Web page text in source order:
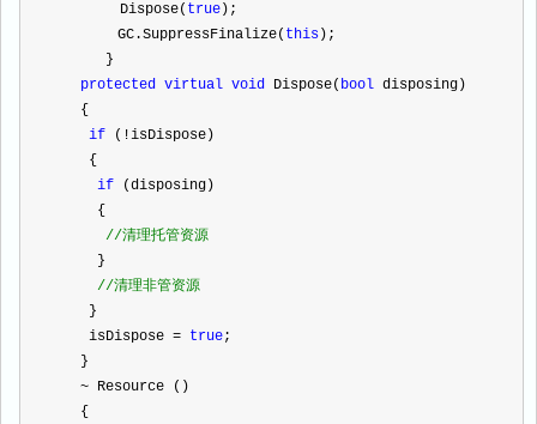
   　   Dispose(
true );
    　　GC.SuppressFinalize(
this );
      }
protected virtual void Dispose( bool disposing)
   {
if ( !isDispose)
    {
if (disposing)
     {
//清理托管资源
     }
//清理非管资源
    }
    isDispose
= true;
   }
~ Resource ()
   {